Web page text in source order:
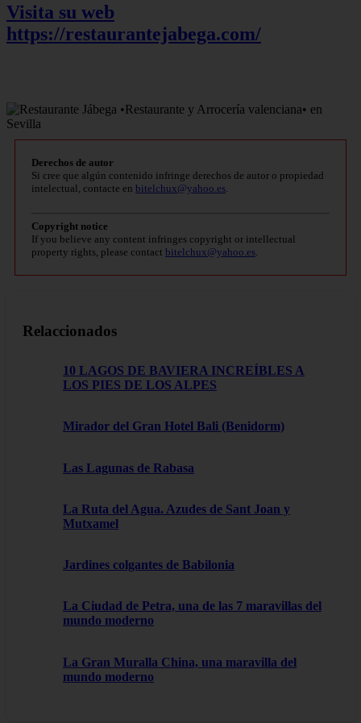
Visita su web
https://restaurantejabega.com/
Derechos de autor
Si cree que algún contenido infringe derechos de autor o propiedad
intelectual, contacte en bitelchux@yahoo.es
Copyright notice
If you believe any content infringes copyright or intellectual
property rights, please contact bitelchux@yahoo.es
Relaccionados
10 LAGOS DE BAVIERA INCREÍBLES A
LOS PIES DE LOS ALPES
Mirador del Gran Hotel Bali (Benidorm)
Las Lagunas de Rabasa
La Ruta del Agua. Azudes de Sant Joan y
Mutxamel
Jardines colgantes de Babilonia
La Ciudad de Petra, una de las 7 maravillas del
mundo moderno
La Gran Muralla China, una maravilla del
mundo moderno